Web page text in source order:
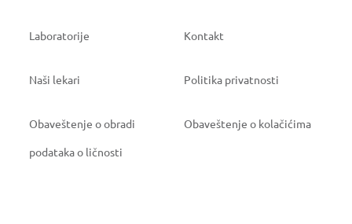
Laboratorije Kontakt
Naši lekari Politika privatnosti
Obaveštenje o obradi
podataka o ličnosti
Obaveštenje o kolačićima